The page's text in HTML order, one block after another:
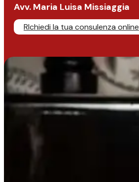
Avv. Maria Luisa Missiaggia
RIchiedi la tua consulenza online